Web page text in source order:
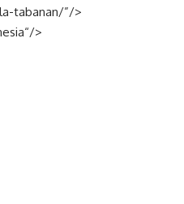
tabanan/”/>
“/>